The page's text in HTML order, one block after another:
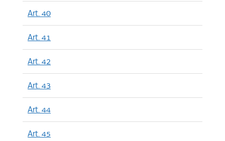
Art. 40
Art. 41
Art. 42
Art. 43
Art. 44
Art. 45